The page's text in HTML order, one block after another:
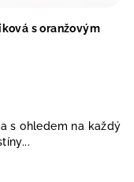
s oranžovým
s ohledem na každý